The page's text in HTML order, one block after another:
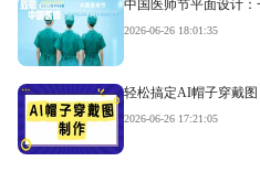
中国医师节平面设计
2026-06-26 18:01:35
轻松搞定AI帽子穿戴
2026-06-26 17:21:05